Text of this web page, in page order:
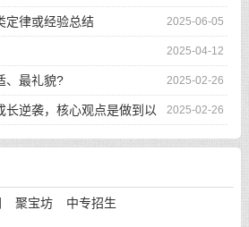
2025-06-05
定律或经验总结
2025-04-12
2025-02-26
、最礼貌?
2025-02-26
长逆袭，核心观点是做到以
聚宝坊 中专招生